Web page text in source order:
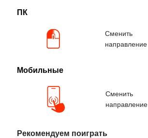
ПК
Сменить
направление
Мобильные
Сменить
направление
Рекомендуем поиграть